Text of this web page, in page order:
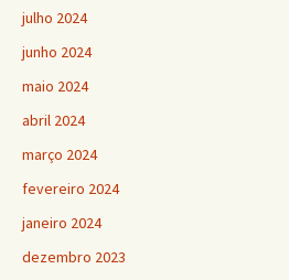
julho 2024
junho 2024
maio 2024
abril 2024
março 2024
fevereiro 2024
janeiro 2024
dezembro 2023